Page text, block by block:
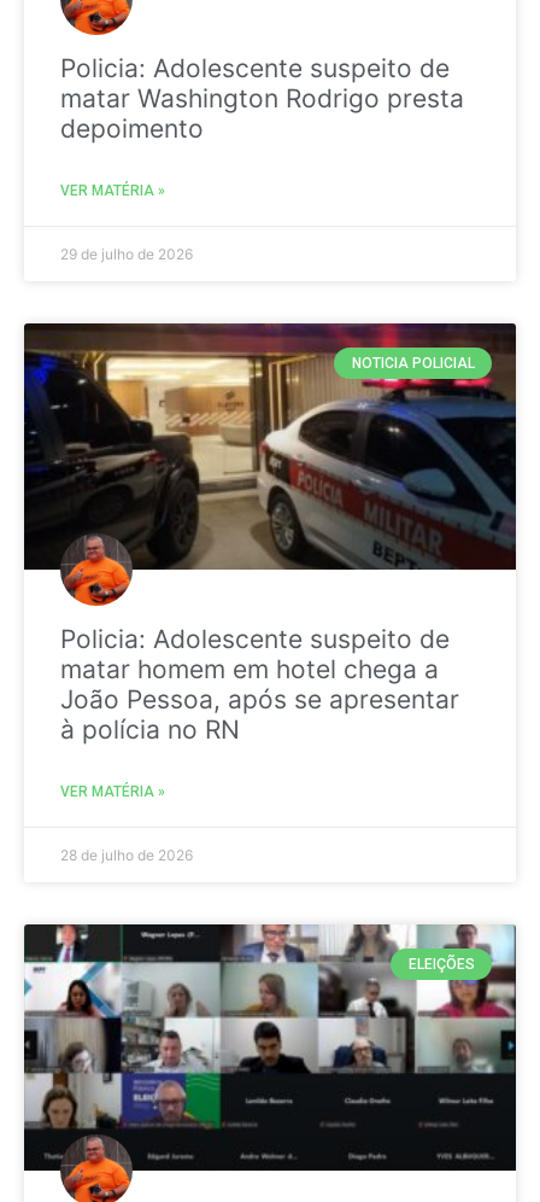
Policia: Adolescente suspeito de
matar Washington Rodrigo presta
depoimento
VER MATÉRIA »
29 de julho de 2026
NOTICIA POLICIAL
Policia: Adolescente suspeito de
matar homem em hotel chega a
João Pessoa, após se apresentar
à polícia no RN
VER MATÉRIA »
28 de julho de 2026
ELEIÇÕES